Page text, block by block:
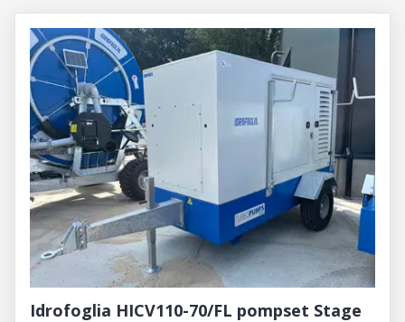
Idrofoglia HICV110-70/FL pompset Stage